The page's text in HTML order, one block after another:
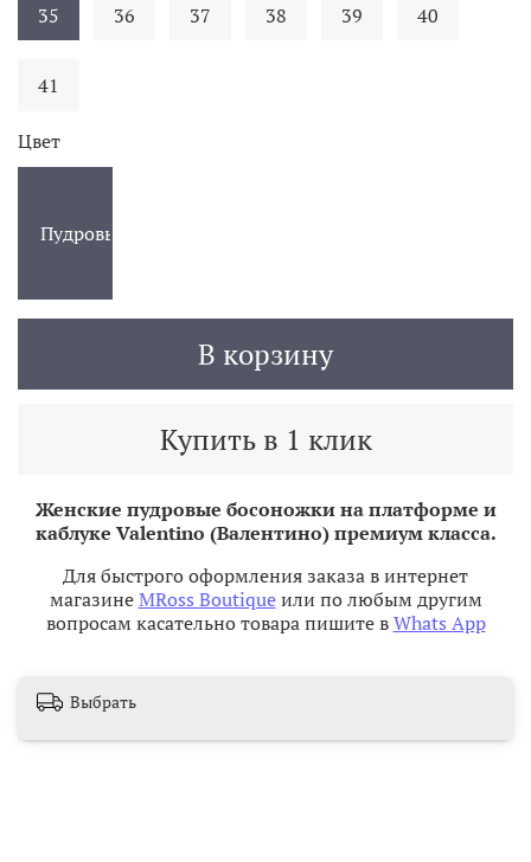
В корзину
Купить в 1 клик
35
36 37 38 39 40
41
Цвет
Пудровый
Женские пудровые босоножки на платформе и
каблуке Valentino (Валентино) премиум класса.
Для быстрого оформления заказа в интернет
магазинеMRoss Boutiqueили по любым другим
вопросам касательно товара пишите вWhats App
Выбрать